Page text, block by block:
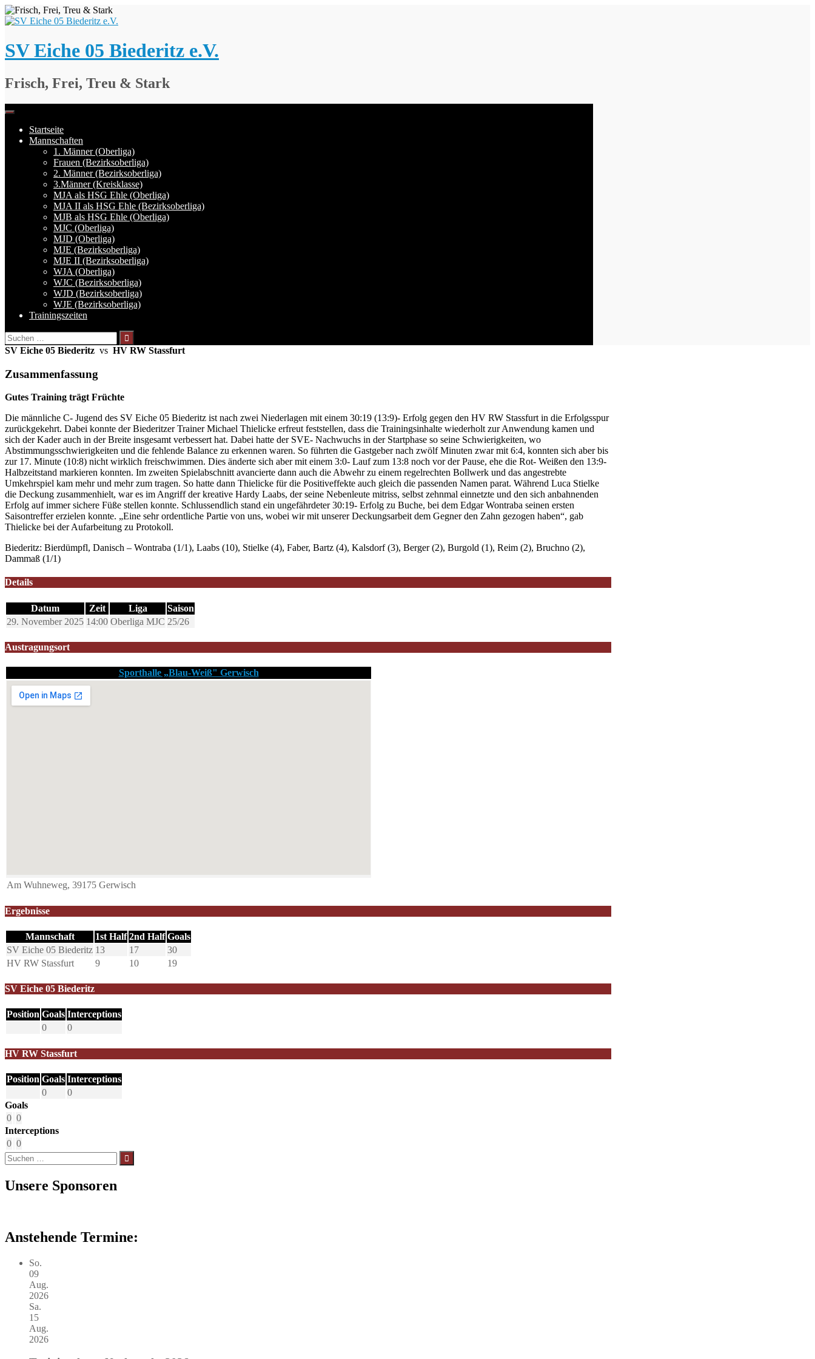
Springe
zum
SV Eiche 05 Biederitz e.V.
Frisch, Frei, Treu & Stark
Startseite
Mannschaften
1. Männer (Oberliga)
Frauen (Bezirksoberliga)
2. Männer (Bezirksoberliga)
3.Männer (Kreisklasse)
MJA als HSG Ehle (Oberliga)
MJA II als HSG Ehle (Bezirksoberliga)
MJB als HSG Ehle (Oberliga)
MJC (Oberliga)
MJD (Oberliga)
MJE (Bezirksoberliga)
MJE II (Bezirksoberliga)
WJA (Oberliga)
WJC (Bezirksoberliga)
WJD (Bezirksoberliga)
WJE (Bezirksoberliga)
Trainingszeiten
Suchen
nach:
SV Eiche 05 Biederitz vs HV RW Stassfurt
Zusammenfassung
Gutes Training trägt Früchte
Die männliche C- Jugend des SV Eiche 05 Biederitz ist nach zwei Niederlagen mit einem 30:19 (13:9)- Erfolg gegen den HV RW Stassfurt in die Erfolgsspur
zurückgekehrt. Dabei konnte der Biederitzer Trainer Michael Thielicke erfreut feststellen, dass die Trainingsinhalte wiederholt zur Anwendung kamen und
sich der Kader auch in der Breite insgesamt verbessert hat. Dabei hatte der SVE- Nachwuchs in der Startphase so seine Schwierigkeiten, wo
Abstimmungsschwierigkeiten und die fehlende Balance zu erkennen waren. So führten die Gastgeber nach zwölf Minuten zwar mit 6:4, konnten sich aber bis
zur 17. Minute (10:8) nicht wirklich freischwimmen. Dies änderte sich aber mit einem 3:0- Lauf zum 13:8 noch vor der Pause, ehe die Rot- Weißen den 13:9-
Halbzeitstand markieren konnten. Im zweiten Spielabschnitt avancierte dann auch die Abwehr zu einem regelrechten Bollwerk und das angestrebte
Umkehrspiel kam mehr und mehr zum tragen. So hatte dann Thielicke für die Positiveffekte auch gleich die passenden Namen parat. Während Luca Stielke
die Deckung zusammenhielt, war es im Angriff der kreative Hardy Laabs, der seine Nebenleute mitriss, selbst zehnmal einnetzte und den sich anbahnenden
Erfolg auf immer sichere Füße stellen konnte. Schlussendlich stand ein ungefährdeter 30:19- Erfolg zu Buche, bei dem Edgar Wontraba seinen ersten
Saisontreffer erzielen konnte. „Eine sehr ordentliche Partie von uns, wobei wir mit unserer Deckungsarbeit dem Gegner den Zahn gezogen haben“, gab
Thielicke bei der Aufarbeitung zu Protokoll.
Biederitz: Bierdümpfl, Danisch – Wontraba (1/1), Laabs (10), Stielke (4), Faber, Bartz (4), Kalsdorf (3), Berger (2), Burgold (1), Reim (2), Bruchno (2),
Dammaß (1/1)
Details
Datum Zeit Liga
Saison
29. November 2025 14:00 Oberliga MJC 25/26
Austragungsort
Sporthalle „Blau-Weiß" Gerwisch
Am Wuhneweg, 39175 Gerwisch
Ergebnisse
Mannschaft 1st Half 2nd Half Goals
SV Eiche 05 Biederitz 13 17
30
HV RW Stassfurt
9 10 19
SV Eiche 05 Biederitz
Position Goals Interceptions
0
0
HV RW Stassfurt
Position Goals Interceptions
0
0
Goals
0 0
Interceptions
0 0
Suchen
nach:
Unsere Sponsoren
Anstehende Termine:
So.
09
Aug.
2026
Sa.
15
Aug.
2026